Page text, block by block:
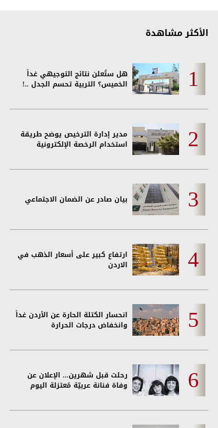
الأكثر مشاهدة
هل ستُعلن نتائج التوجيهي غداً
الخميس؟ التربية تحسم الجدل ..!
مدير إدارة الترخيص يوضح طريقة
استخدام الرخصة الإلكترونية
بيان صادر عن الضمان الاجتماعي
ارتفاع كبير على أسعار الذهب في
الاردن
انحسار الكتلة الحارة عن الأردن غداً
وانخفاض درجات الحرارة
رحلت قبل شهرين... الإعلان عن
وفاة فنانة عربيّة مُعتزلة اليوم